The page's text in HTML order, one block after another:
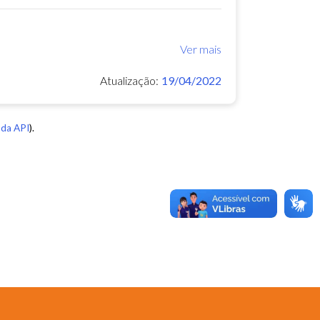
Ver mais
Atualização: 19/04/2022
API).